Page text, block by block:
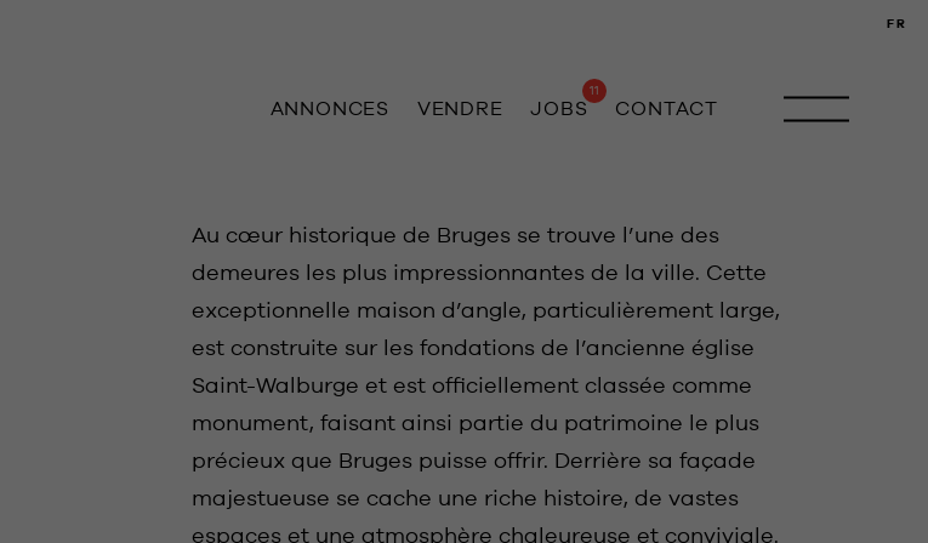
ANNONCES VENDRE JOBS
11
CONTACT
FR
Au cœur historique de Bruges se trouve l’une des
demeures les plus impressionnantes de la ville. Cette
exceptionnelle maison d’angle, particulièrement large,
est construite sur les fondations de l’ancienne église
Saint-Walburge et est officiellement classée comme
monument, faisant ainsi partie du patrimoine le plus
précieux que Bruges puisse offrir. Derrière sa façade
majestueuse se cache une riche histoire, de vastes
espaces et une atmosphère chaleureuse et conviviale.